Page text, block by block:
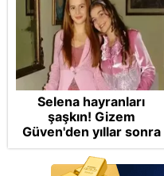
Selena hayranları
şaşkın! Gizem
Güven'den yıllar sonra
gelen Cansu Demirci
itirafı! "Konuşmuyoruz"